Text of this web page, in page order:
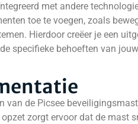
met andere
toe te voegen, zoals
Hierdoor creëer je een
specifieke behoeften van
van de Picsee
zorgt ervoor dat de mast